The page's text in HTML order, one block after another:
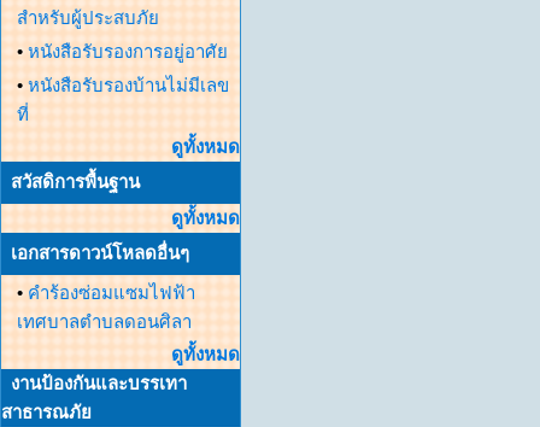
สำหรับผู้ประสบภัย
• หนังสือรับรองการอยู่อาศัย
• หนังสือรับรองบ้านไม่มีเลข
ที่
ดูทั้งหมด
สวัสดิการพื้นฐาน
ดูทั้งหมด
เอกสารดาวน์โหลดอื่นๆ
• คำร้องซ่อมแซมไฟฟ้า
เทศบาลตำบลดอนศิลา
ดูทั้งหมด
งานป้องกันและบรรเทา
สาธารณภัย